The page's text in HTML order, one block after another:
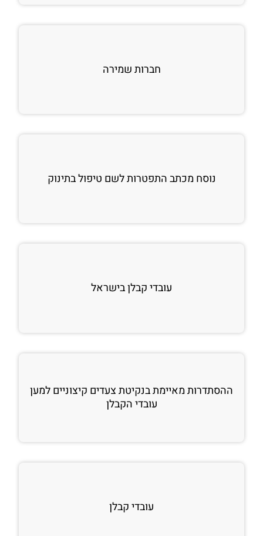
חברות שמירה
נוסח מכתב התפטרות לשם טיפול בתינוק
עובדי קבלן בישראל
ההסתדרות מאיימת בנקיטת צעדים קיצוניים למען
עובדי הקבלן
עובדי קבלן